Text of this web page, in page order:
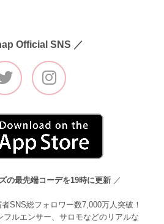
Official SNS ／
の最先端コーデを19時に更新 ／
SNS総フォロワー数7,000万人突破！
フルエンサー、サロモなどのリアルな